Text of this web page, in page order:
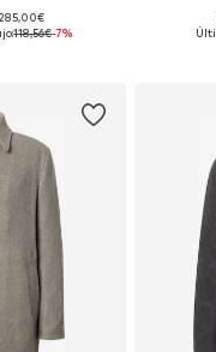
L-XL, XL-XXL
118,56€-7%
Tallas